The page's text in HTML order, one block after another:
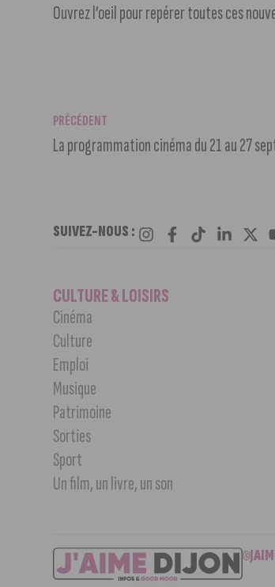
Ouvrez l’oeil pour repérer toutes ces
PRÉCÉDENT
La programmation cinéma du 21 au 27
SUIVEZ-NOUS :
CULTURE & LOISIRS
Cinéma
Culture
Emploi
Musique
Patrimoine
Sorties
Sport
Un film, un livre, un son